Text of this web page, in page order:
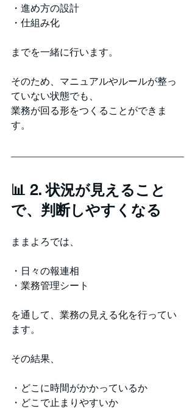
・進め方の設計
・仕組み化
までを一緒に行います。
そのため、マニュアルやルールが整っ
ていない状態でも、
業務が回る形をつくることができま
す。
📊 2. 状況が見えること
で、判断しやすくなる
ままよろでは、
・日々の報連相
・業務管理シート
を通して、業務の見える化を行ってい
ます。
その結果、
・どこに時間がかかっているか
・どこで止まりやすいか